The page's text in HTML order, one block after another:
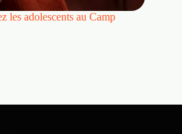
les adolescents au Camp